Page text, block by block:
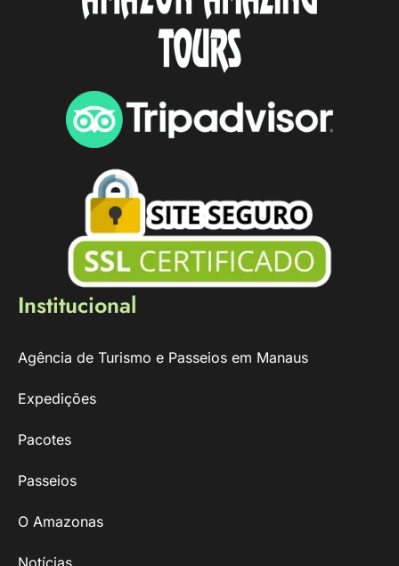
Institucional
Agência de Turismo e Passeios em Manaus
Expedições
Pacotes
Passeios
O Amazonas
Notícias